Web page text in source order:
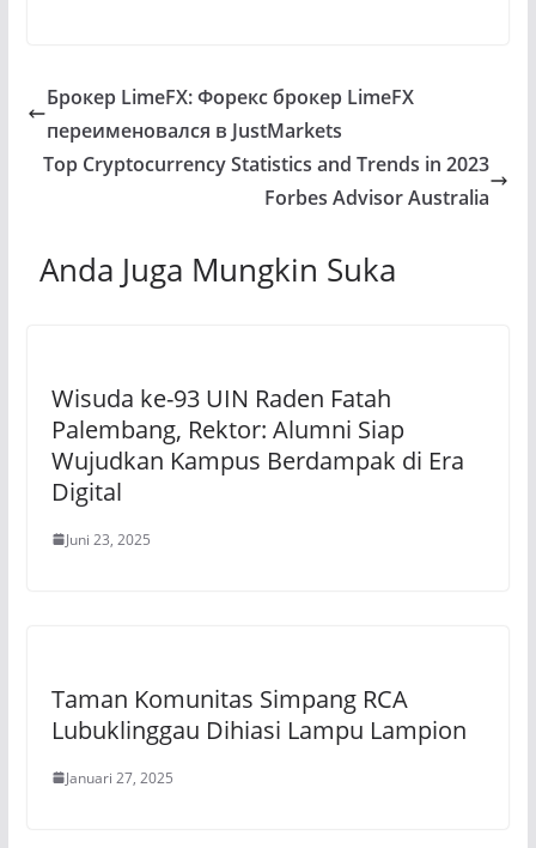
Брокер LimeFX: Форекс брокер LimeFX
переименовался в JustMarkets
Top Cryptocurrency Statistics and Trends in 2023
Forbes Advisor Australia
Anda Juga Mungkin Suka
Wisuda ke-93 UIN Raden Fatah
Palembang, Rektor: Alumni Siap
Wujudkan Kampus Berdampak di Era
Digital
Juni 23, 2025
Taman Komunitas Simpang RCA
Lubuklinggau Dihiasi Lampu Lampion
Januari 27, 2025